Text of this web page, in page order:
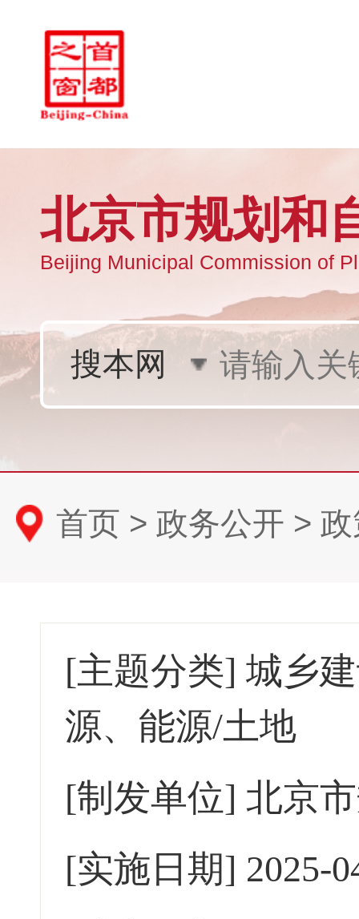
首页 > 政务公开 >
[主题分类] 城乡
源、能源/土地
[制发单位] 北京
[实施日期] 2025-